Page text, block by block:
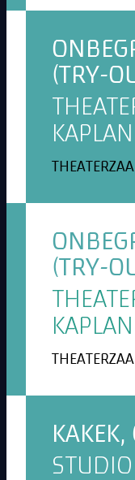
(TRY-
KAPLAN
(TRY-
KAPLAN